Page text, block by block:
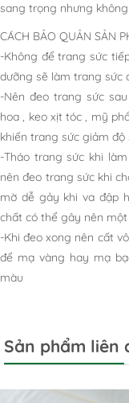
sang trọng nhưng
CÁCH BẢO QUẢN SẢN
-Không để trang sức
dưỡng sẽ làm trang sức
-Nên đeo trang sức
hoa , keo xịt tóc , mỹ
khiến trang sức giảm độ
-Tháo trang sức khi
nên đeo trang sức khi
mờ dễ gảy khi va đập
chất có thể gây nên
-Khi đeo xong nên cất
để mạ vàng hay mạ
màu
Sản phẩm liên